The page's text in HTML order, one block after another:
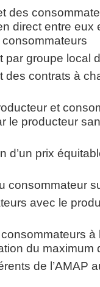
des
direct entre eux
par groupe local
des contrats à
et
le producteur
d’un prix
consommateur
avec le
à
du maximum
de l’AMAP